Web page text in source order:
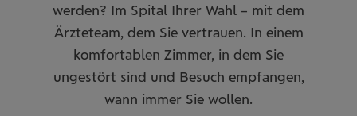
werden? Im Spital Ihrer Wahl – mit dem
Ärzteteam, dem Sie vertrauen. In einem
komfortablen Zimmer, in dem Sie
ungestört sind und Besuch empfangen,
wann immer Sie wollen.